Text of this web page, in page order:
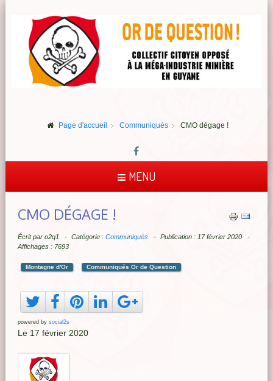
Page d'accueil Communiqués CMO dégage !
MENU
CMO DÉGAGE !
Écrit par o2q1 Catégorie : Communiqués
Publication : 17 février 2020
Affichages : 7693
Montagne d'Or Communiqués Or de Question
powered by social2s
Le 17 février 2020